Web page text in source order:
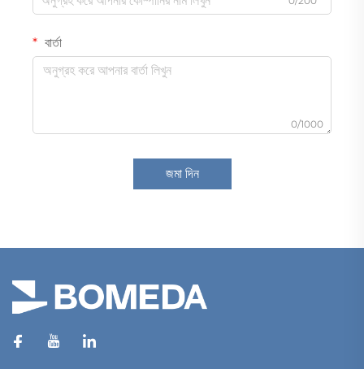
বার্তা
0/1000
জমা দিন